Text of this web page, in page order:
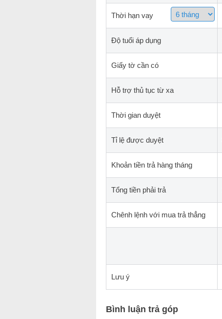
Thời hạn vay
Độ tuổi áp dụng
Giấy tờ cần có
Hỗ trợ thủ tục từ xa
Thời gian duyệt
Tỉ lệ được duyệt
Khoản tiền trả hàng tháng
Tổng tiền phải trả
Chênh lệnh với mua trả thẳng
Lưu ý
Bình luận trả góp